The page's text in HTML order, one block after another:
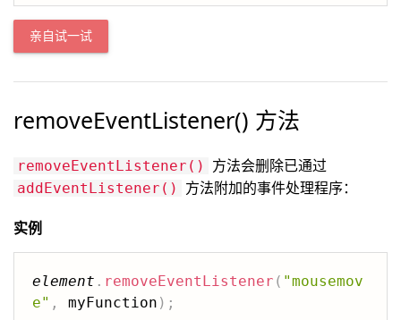
亲自试一试
removeEventListener() 方法
removeEventListener() 方法会删除已通过
addEventListener() 方法附加的事件处理程序：
实例
element . removeEventListener ( "mousemov
e" , myFunction ) ;